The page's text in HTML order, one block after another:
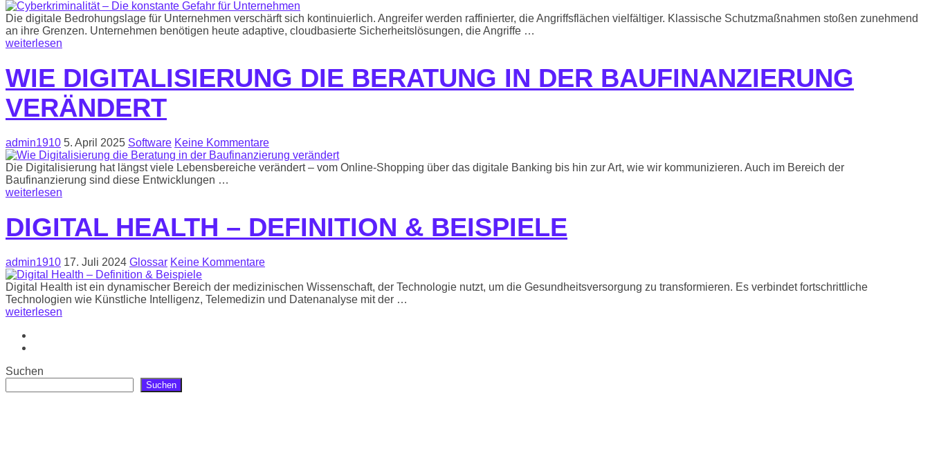
Die digitale Bedrohungslage für Unternehmen verschärft sich kontinuierlich. Angreifer werden raffinierter, die Angriffsflächen vielfältiger. Klassische Schutzmaßnahmen stoßen zunehmend
an ihre Grenzen. Unternehmen benötigen heute adaptive, cloudbasierte Sicherheitslösungen, die Angriffe …
weiterlesen
WIE DIGITALISIERUNG DIE BERATUNG IN DER BAUFINANZIERUNG
VERÄNDERT
admin1910 5. April 2025 Software Keine Kommentare
Die Digitalisierung hat längst viele Lebensbereiche verändert – vom Online-Shopping über das digitale Banking bis hin zur Art, wie wir kommunizieren. Auch im Bereich der
Baufinanzierung sind diese Entwicklungen …
weiterlesen
DIGITAL HEALTH – DEFINITION & BEISPIELE
admin1910 17. Juli 2024 Glossar Keine Kommentare
Digital Health ist ein dynamischer Bereich der medizinischen Wissenschaft, der Technologie nutzt, um die Gesundheitsversorgung zu transformieren. Es verbindet fortschrittliche
Technologien wie Künstliche Intelligenz, Telemedizin und Datenanalyse mit der …
weiterlesen
Suchen
Suchen